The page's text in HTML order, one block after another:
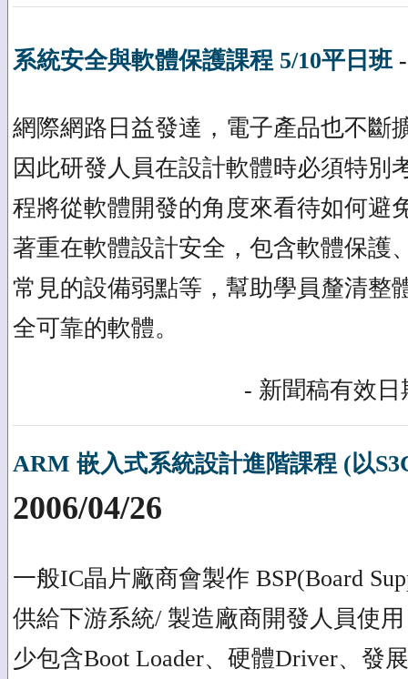
系統安全與軟體保護課程 5/10平日班
網際網路日益發達，電子產品也不斷
因此研發人員在設計軟體時必須特別
程將從軟體開發的角度來看待如何避
著重在軟體設計安全，包含軟體保護
常見的設備弱點等，幫助學員釐清整
全可靠的軟體。
- 新聞稿有效日
ARM 嵌入式系統設計進階課程 (以
2006/04/26
一般IC晶片廠商會製作 BSP(Board
供給下游系統/ 製造廠商開發人員使
少包含Boot Loader、硬體Driver、發